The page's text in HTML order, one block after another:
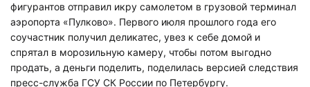
фигурантов отправил икру самолетом в грузовой терминал
аэропорта «Пулково». Первого июля прошлого года его
соучастник получил деликатес, увез к себе домой и
спрятал в морозильную камеру, чтобы потом выгодно
продать, а деньги поделить, поделилась версией следствия
пресс-служба ГСУ СК России по Петербургу.